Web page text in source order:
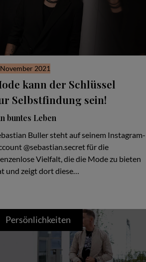
2021
kann der Schlüssel
Selbstfindung sein!
buntes Leben
Buller steht auf seinem Instagram-
@sebastian.secret für die
Vielfalt, die die Mode zu bieten
und zeigt dort diese…
Persönlichkeiten